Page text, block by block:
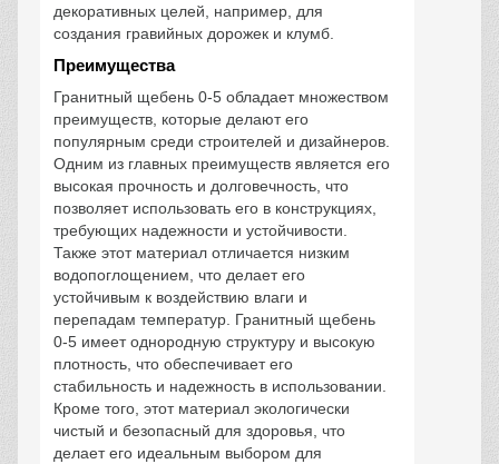
декоративных целей, например, для
создания гравийных дорожек и клумб.
Преимущества
Гранитный щебень 0-5 обладает множеством
преимуществ, которые делают его
популярным среди строителей и дизайнеров.
Одним из главных преимуществ является его
высокая прочность и долговечность, что
позволяет использовать его в конструкциях,
требующих надежности и устойчивости.
Также этот материал отличается низким
водопоглощением, что делает его
устойчивым к воздействию влаги и
перепадам температур. Гранитный щебень
0-5 имеет однородную структуру и высокую
плотность, что обеспечивает его
стабильность и надежность в использовании.
Кроме того, этот материал экологически
чистый и безопасный для здоровья, что
делает его идеальным выбором для